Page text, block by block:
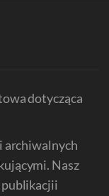
dotycząca
archiwalnych
Nasz